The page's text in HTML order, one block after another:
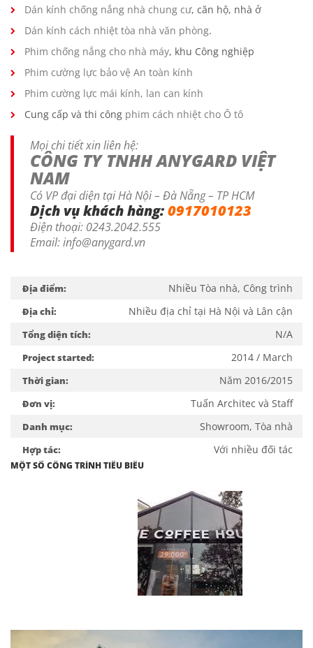
Dán kính chống nắng nhà chung cư, căn hộ, nhà ở
Dán kính cách nhiệt tòa nhà văn phòng.
Phim chống nắng cho nhà máy, khu Công nghiệp
Phim cường lực bảo vệ An toàn kính
Phim cường lực mái kính, lan can kính
Cung cấp và thi công phim cách nhiệt cho Ô tô
Mọi chi tiết xin liên hệ:
CÔNG TY TNHH ANYGARD VIỆT
NAM
Có VP đại diện tại Hà Nội – Đà Nẵng – TP HCM
Dịch vụ khách hàng:0917010123
Điện thoại: 0243.2042.555
Email: info@anygard.vn
Địa điểm: Nhiều Tòa nhà, Công trình
Địa chỉ: Nhiều địa chỉ tại Hà Nội và Lân cận
Tổng diện tích: N/A
Project started: 2014 / March
Thời gian: Năm 2016/2015
Đơn vị: Tuấn Architec và Staff
Danh mục: Showroom, Tòa nhà
Hợp tác: Với nhiều đối tác
MỘT SỐ CÔNG TRÌNH TIÊU BIỂU